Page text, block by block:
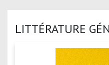
LITTÉRATURE